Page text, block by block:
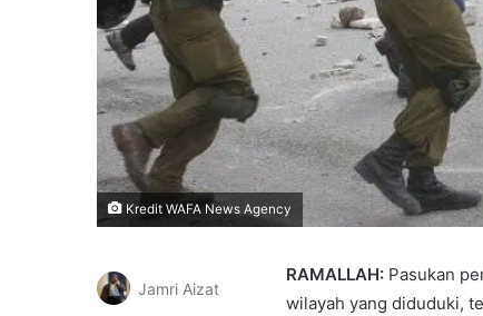
Kredit WAFA News Agency
RAMALLAH: Pasukan
wilayah yang diduduki,
Jamri Aizat